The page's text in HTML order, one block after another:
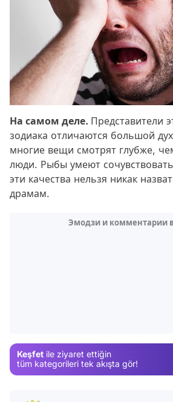
На самом деле. Представители
зодиака отличаются большой
многие вещи смотрят глубже,
люди. Рыбы умеют
эти качества нельзя никак
драмам.
Эмодзи и комментарии
Keşfet ile ziyaret ettiğin
tüm kategorileri tek akışta gör!